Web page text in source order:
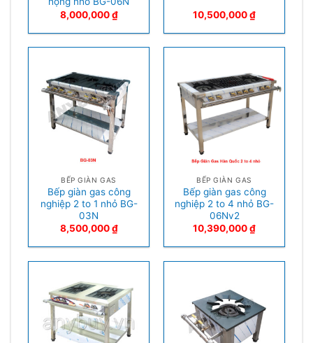
8,000,000₫ 10,500,000₫
BẾP GIÀN GAS
Bếp giàn gas công
nghiệp 2 to 1 nhỏ BG-
03N
8,500,000₫
BẾP GIÀN GAS
Bếp giàn gas công
nghiệp 2 to 4 nhỏ BG-
06Nv2
10,390,000₫